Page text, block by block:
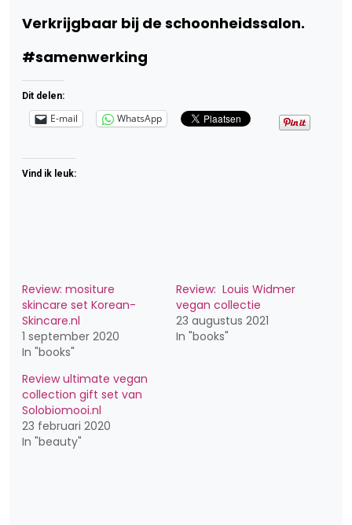
Verkrijgbaar bij de schoonheidssalon.
#samenwerking
Dit delen:
E-mail WhatsApp
Vind ik leuk:
Review: mositure
skincare set Korean-
Skincare.nl
1 september 2020
In "books"
Review: Louis Widmer
vegan collectie
23 augustus 2021
In "books"
Review ultimate vegan
collection gift set van
Solobiomooi.nl
23 februari 2020
In "beauty"